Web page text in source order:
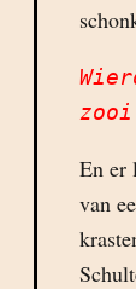
En er
van